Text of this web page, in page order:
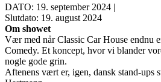
DATO: 19. september 2024 |
Slutdato: 19. august 2024
Om showet
Vær med når Classic Car House endnu
Comedy. Et koncept, hvor vi blander
nogle gode grin.
Aftenens vært er, igen, dansk stand-ups